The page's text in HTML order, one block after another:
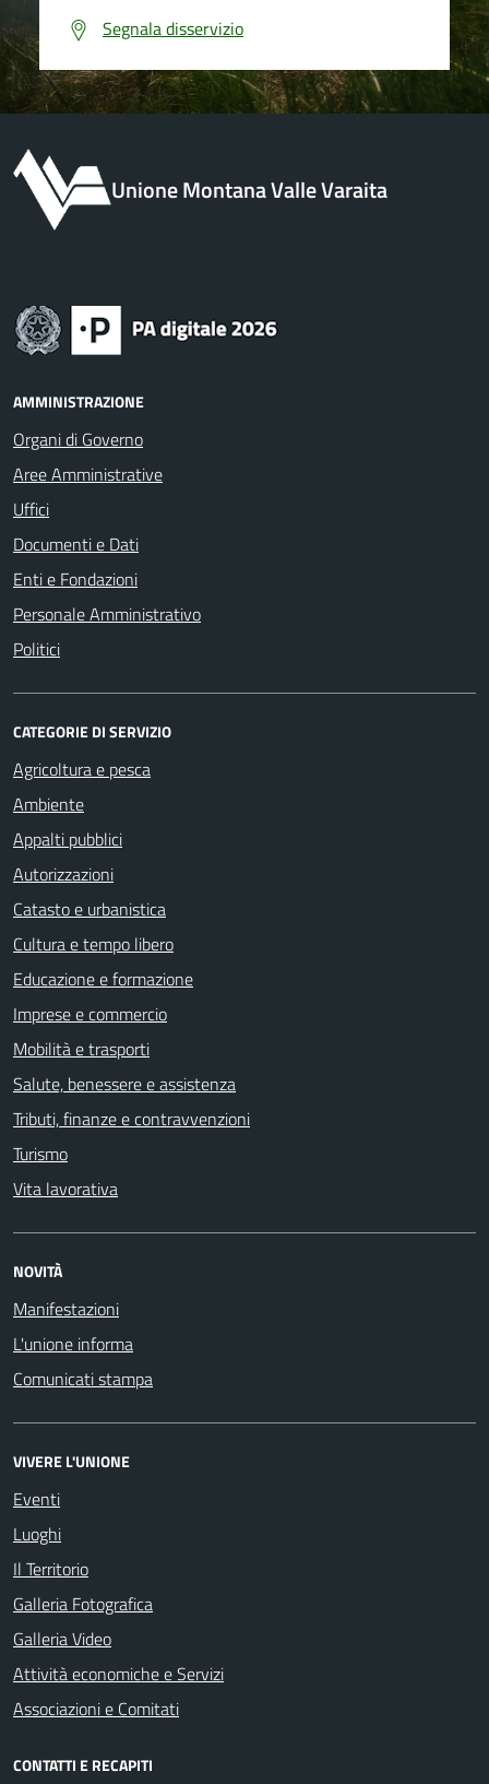
Segnala disservizio
Unione Montana Valle Varaita
AMMINISTRAZIONE
Organi di Governo
Aree Amministrative
Uffici
Documenti e Dati
Enti e Fondazioni
Personale Amministrativo
Politici
CATEGORIE DI SERVIZIO
Agricoltura e pesca
Ambiente
Appalti pubblici
Autorizzazioni
Catasto e urbanistica
Cultura e tempo libero
Educazione e formazione
Imprese e commercio
Mobilità e trasporti
Salute, benessere e assistenza
Tributi, finanze e contravvenzioni
Turismo
Vita lavorativa
NOVITÀ
Manifestazioni
L'unione informa
Comunicati stampa
VIVERE L'UNIONE
Eventi
Luoghi
Il Territorio
Galleria Fotografica
Galleria Video
Attività economiche e Servizi
Associazioni e Comitati
CONTATTI E RECAPITI